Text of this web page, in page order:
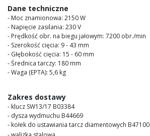
images
gallery
Dane techniczne
- Moc znamionowa: 2150 W
- Napięcie zasilania: 230 V
- Prędkość obr. na biegu jałowym: 7200 obr./min
- Szerokość cięcia: 9 - 43 mm
- Głębokość cięcia: 15 - 60 mm
- Średnica tarczy: 180 mm
- Waga (EPTA): 5,6 kg
Zakres dostawy
- klucz SW13/17 B03384
- dysza wydmuchu B44669
- kołek do ustawiania tarcz diamentowych B47100